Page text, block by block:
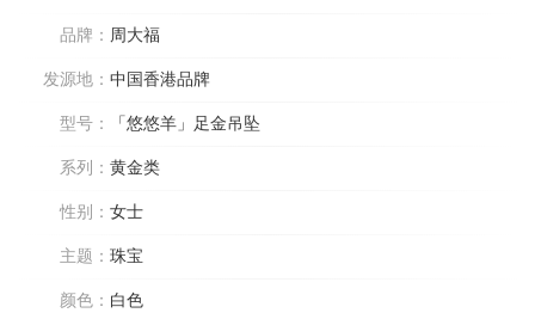
品牌： 周大福
发源地： 中国香港品牌
型号： 「悠悠羊」足金吊坠
系列： 黄金类
性别： 女士
主题： 珠宝
颜色： 白色